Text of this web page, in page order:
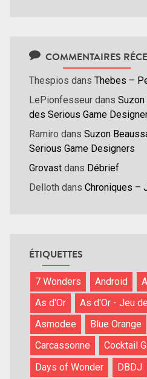
COMMENTAIRES
Thespios dans Thebes –
LePionfesseur dans
des Serious Game
Ramiro dans Suzon
Serious Game Designers
Grovast dans Débrief
Delloth dans Chroniques –
ÉTIQUETTES
7 Wonders Android
As d'Or
As d'Or - Jeu
Asmodee
Blue Orange
Carcassonne
Cocktail
Days of Wonder
DBDJ